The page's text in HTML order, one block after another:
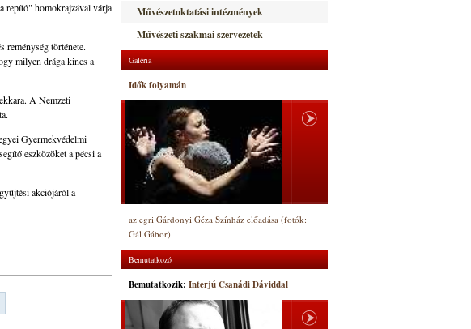
repítő" homokrajzával várja
reménység története.
milyen drága kincs a
A Nemzeti
Gyermekvédelmi
eszközöket a pécsi a
akciójáról a
Művészetoktatási intézmények
Művészeti szakmai szervezetek
Galéria
Idők folyamán
az egri Gárdonyi Géza Színház előadása (fotók:
Gál Gábor)
Bemutatkozó
Bemutatkozik: Interjú Csanádi Dáviddal